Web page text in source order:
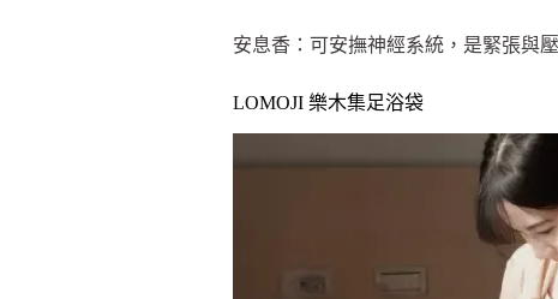
安息香：可安撫神經系統，是緊張與
LOMOJI 樂木集足浴袋